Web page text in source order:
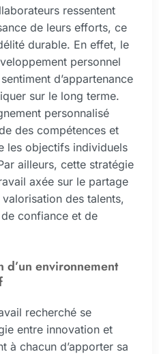
ressentent
de leurs efforts, ce
durable. En effet, le
personnel
d’appartenance
sur le long terme.
personnalisé
des compétences et
les objectifs individuels
ailleurs, cette stratégie
axée sur le partage
des talents,
confiance et de
d’un environnement
recherché se
entre innovation et
à chacun d’apporter sa